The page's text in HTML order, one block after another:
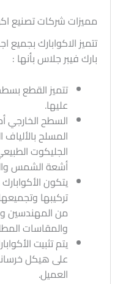
مميزات شركات تصنيع
تتميز الاكوابارك
بارك فيبر جلاس بأنها :
تتميز القطع
عليها.
السطح
المسلح
الجليكوت
أشعة الشمس
يتكون
تركيبها
من المهندسين
والمقاسات
يتم تثبيت
على هيكل
العميل.